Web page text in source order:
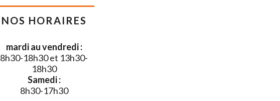
NOS HORAIRES
mardi au vendredi :
8h30-18h30 et 13h30-
18h30
Samedi :
8h30-17h30